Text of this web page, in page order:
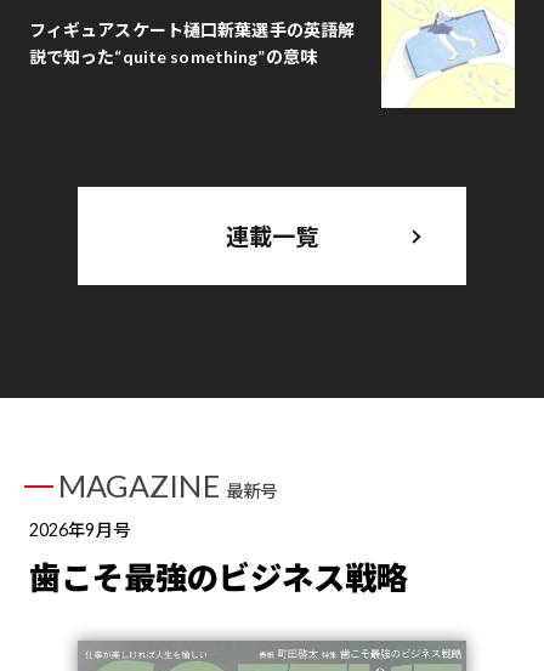
フィギュアスケート樋口新葉選手の英語解
説で知った“quite something”の意味
連載一覧
MAGAZINE 最新号
2026年9月号
歯こそ最強のビジネス戦略